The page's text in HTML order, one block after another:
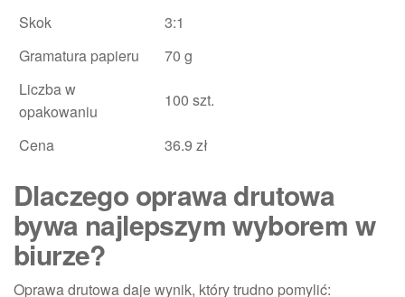
Skok
3:1
Gramatura papieru
70 g
Liczba w
opakowaniu
100 szt.
Cena 36.9 zł
Dlaczego oprawa drutowa
bywa najlepszym wyborem w
biurze?
Oprawa drutowa daje wynik, który trudno pomylić: